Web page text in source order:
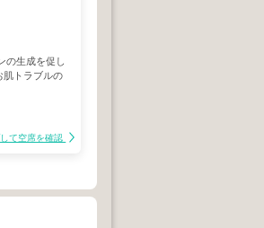
の生成を促し
肌トラブルの
て空席を確認